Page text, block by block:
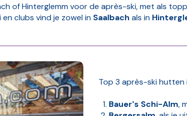
of Hinterglemm voor de après-ski, met als
clubs vind je zowel in Saalbach als in
Top 3 après-ski hutten
Bauer's Schi-Alm,